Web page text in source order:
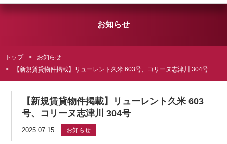
お知らせ
トップ
お知らせ
【新規賃貸物件掲載】リューレント久米 603号、コリーヌ志津川 304号
【新規賃貸物件掲載】リューレント久米 603
号、コリーヌ志津川 304号
2025.07.15 お知らせ